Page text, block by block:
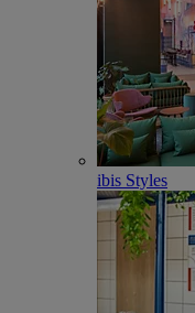
ibis Styles